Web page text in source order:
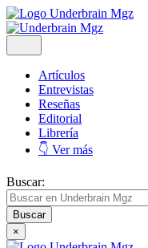
Artículos
Entrevistas
Reseñas
Editorial
Librería
👇 Ver más
Buscar:
×